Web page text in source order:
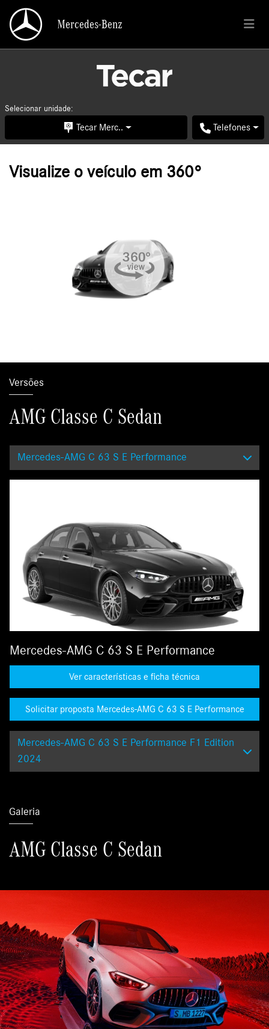
Mercedes-Benz
Selecionar unidade:
Tecar Merc.. Telefones
Visualize o veículo em 360°
Versões
AMG Classe C Sedan
Mercedes-AMG C 63 S E Performance
Mercedes-AMG C 63 S E Performance
Ver características e ficha técnica
Solicitar proposta Mercedes-AMG C 63 S E Performance
Mercedes-AMG C 63 S E Performance F1 Edition
2024
Galeria
AMG Classe C Sedan
Mercedes-Benz